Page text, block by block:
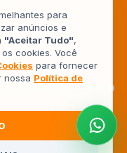
- PR, 86041-000
para
anúncios e
"Aceitar Tudo",
cookies. Você
para fornecer
nossa Política de